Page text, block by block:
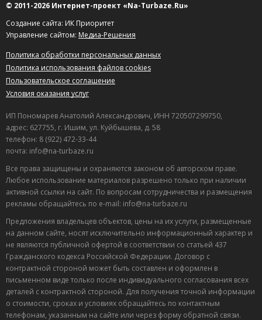
© 2011-2026 Интернет-проект «Na-Turbaze.Ru»
Создание сайта: ИК Приоритет
Управление сайтом: Медиа-Решения
Политика обработки персональных данных
Политика использования файлов cookies
Пользовательское соглашение
Условия оказания услуг
ИП Пономарев Анатолий Александрович, ИНН 720507299750,
адрес: 627755, г. Ишим, ул. Куйбышева, д. 58
телефон: 8 (922) 472-33-44
почта: info@na-turbaze.ru
Все права защищены и охраняются законом об авторском праве.
Любое использование материалов разрешено только при наличии
активной ссылки на сайт. По вопросам сотрудничества и размещения
рекламы обращайтесь по e-mail: info@na-turbaze.ru
Предложения владельцев объектов, цены на их услуги, размещенные
на данном сайте, носят исключительно информационный характер и
не являются публичной офертой в соответствии со статьей 437
Гражданского кодекса Российской Федерации. Договор с
контрактной стороной может быть составлен и оформлен в
письменном виде только после индивидуального согласования всех
деталей с контрактной стороной. Для получения точной информации
о стоимости, сроках и условиях обращайтесь по контактным
телефонам, указанным на сайте или через форму обратной связи.